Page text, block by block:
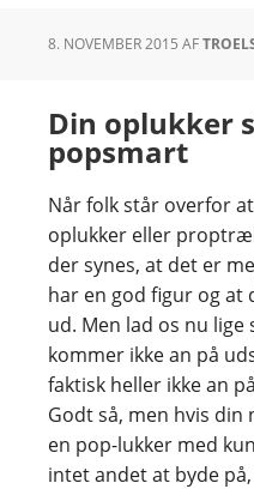
8. NOVEMBER 2015 AF
Din oplukker
popsmart
Når folk står overfor
oplukker eller
der synes, at det er
har en god figur og at
ud. Men lad os nu
kommer ikke an på
faktisk heller ikke an
Godt så, men hvis
en pop-lukker med
intet andet at byde